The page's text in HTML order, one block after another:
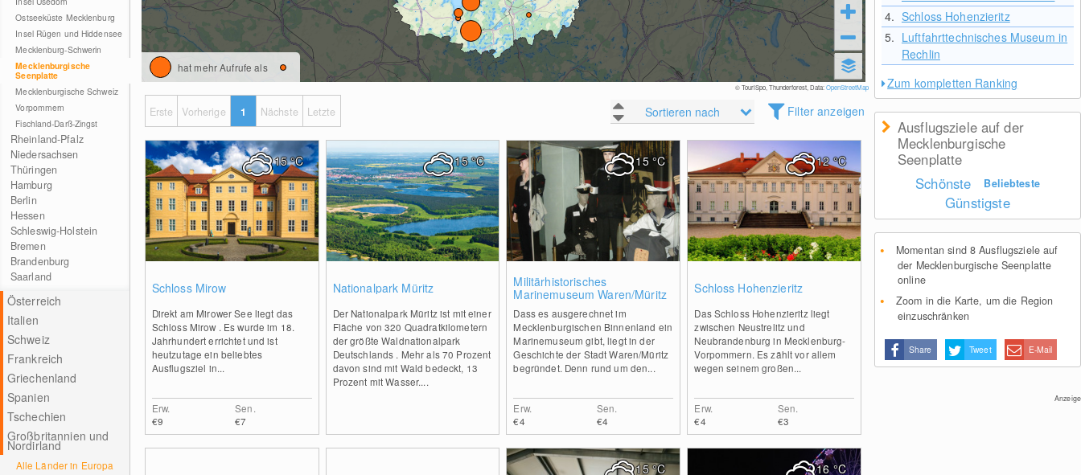
Ostseeküste Mecklenburg
Insel Rügen und Hiddensee
Mecklenburg-Schwerin
Mecklenburgische
Seenplatte
Mecklenburgische Schweiz
Vorpommern
Fischland-Darß-Zingst
Rheinland-Pfalz
Niedersachsen
Thüringen
Hamburg
Berlin
Hessen
Schleswig-Holstein
Bremen
Brandenburg
Saarland
Österreich
Italien
Schweiz
Frankreich
Griechenland
Spanien
Tschechien
Großbritannien und
Nordirland
Alle Länder in Europa
hat mehr Aufrufe als
© TouriSpo, Thunderforest, Data:OpenStreetMap
Sortieren nach Filter anzeigen
Erste Vorherige 1 Nächste Letzte
Schloss Mirow
Direkt am Mirower See liegt das
Schloss Mirow . Es wurde im 18.
Jahrhundert errichtet und ist
heutzutage ein beliebtes
Ausflugsziel in...
Erw.
€9
Sen.
€7
15°C
Nationalpark Müritz
Der Nationalpark Müritz ist mit einer
Fläche von 320 Quadratkilometern
der größte Waldnationalpark
Deutschlands . Mehr als 70 Prozent
davon sind mit Wald bedeckt, 13
Prozent mit Wasser....
15°C
Militärhistorisches
Marinemuseum Waren/Müritz
Dass es ausgerechnet im
Mecklenburgischen Binnenland ein
Marinemuseum gibt, liegt in der
Geschichte der Stadt Waren/Müritz
begründet. Denn rund um den...
Erw.
€4
Sen.
€4
15 °C
Schloss Hohenzieritz
Das Schloss Hohenzieritz liegt
zwischen Neustrelitz und
Neubrandenburg in Mecklenburg-
Vorpommern. Es zählt vor allem
wegen seinem großen...
Erw.
€4
Sen.
€3
12°C
15°C 16°C
4. Schloss Hohenzieritz
5. Luftfahrttechnisches Museum in
Rechlin
Zum kompletten Ranking
Ausflugsziele auf der
Mecklenburgische
Seenplatte
Schönste
Beliebteste
Günstigste
Momentan sind 8 Ausflugsziele auf
der Mecklenburgische Seenplatte
online
Zoom in die Karte, um die Region
einzuschränken
Share Tweet E-Mail
Anzeige